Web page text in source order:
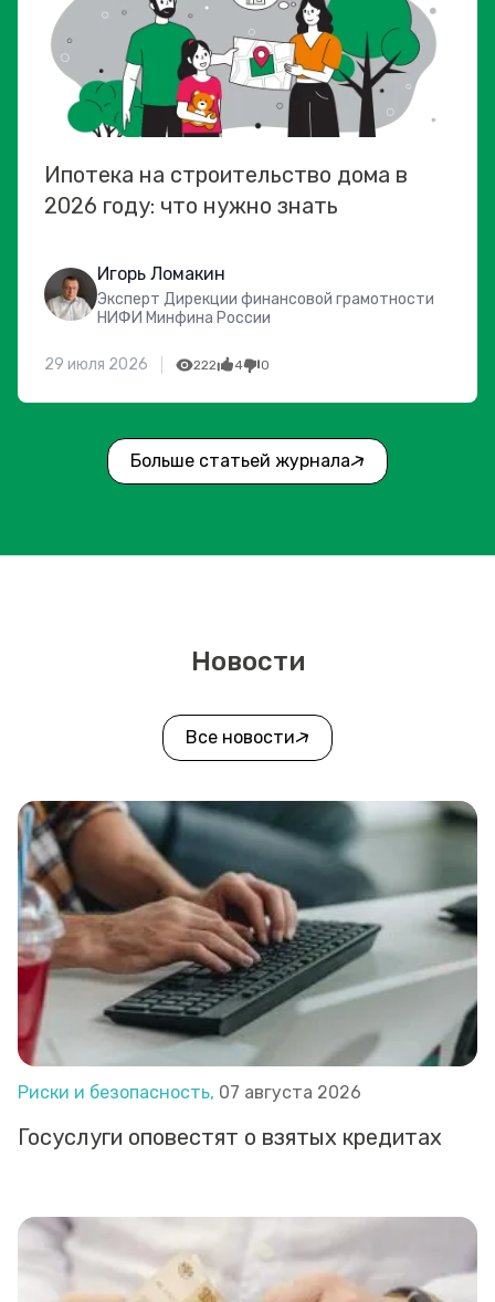
Ипотека на строительство дома в
2026 году: что нужно знать
Игорь Ломакин
Эксперт Дирекции финансовой грамотности
НИФИ Минфина России
29 июля 2026 222 4 0
Больше статьей журнала
Новости
Все новости
Риски и безопасность, 07 августа 2026
Госуслуги оповестят о взятых кредитах